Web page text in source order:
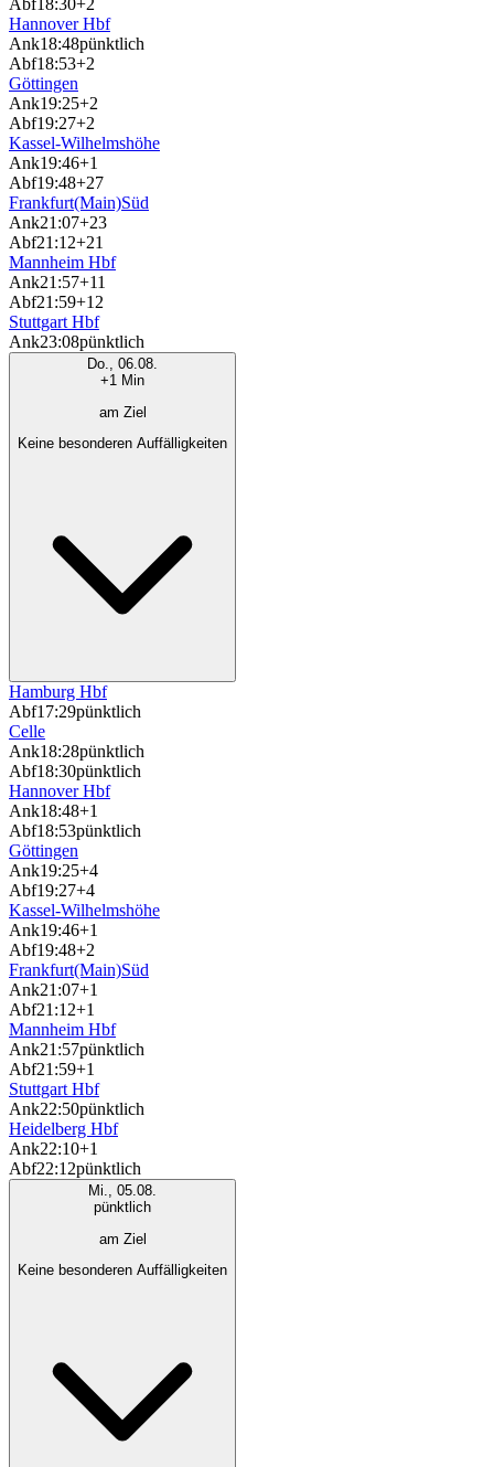
Abf 18:30+2
Hannover Hbf
Ank18:48pünktlich
Abf18:53+2
Göttingen
Ank19:25+2
Abf19:27+2
Kassel-Wilhelmshöhe
Ank19:46+1
Abf19:48+27
Frankfurt(Main)Süd
Ank21:07+23
Abf21:12+21
Mannheim Hbf
Ank21:57+11
Abf21:59+12
Stuttgart Hbf
Ank23:08pünktlich
Do., 06.08.
+1 Min
am Ziel
Keine besonderen Auffälligkeiten
Hamburg Hbf
Abf17:29pünktlich
Celle
Ank18:28pünktlich
Abf18:30pünktlich
Hannover Hbf
Ank18:48+1
Abf18:53pünktlich
Göttingen
Ank19:25+4
Abf19:27+4
Kassel-Wilhelmshöhe
Ank19:46+1
Abf19:48+2
Frankfurt(Main)Süd
Ank21:07+1
Abf21:12+1
Mannheim Hbf
Ank21:57pünktlich
Abf21:59+1
Stuttgart Hbf
Ank22:50pünktlich
Heidelberg Hbf
Ank22:10+1
Abf22:12pünktlich
Mi., 05.08.
pünktlich
am Ziel
Keine besonderen Auffälligkeiten